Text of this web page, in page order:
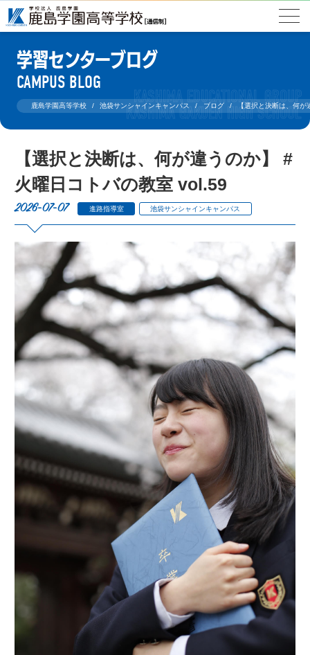
学習センターブログ
CAMPUS BLOG
鹿島学園高等学校 池袋サンシャインキャンパス ブログ 【選択と決断は、何
【選択と決断は、何が違うのか】 #
火曜日コトバの教室 vol.59
2026-07-07 進路指導室 池袋サンシャインキャンパス